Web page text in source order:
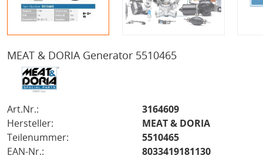
MEAT & DORIA Generator 5510465
Art.Nr.:
3164609
Hersteller:
MEAT & DORIA
Teilenummer:
5510465
EAN-Nr.:
8033419181130